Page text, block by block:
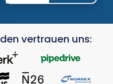
vertrauen uns: